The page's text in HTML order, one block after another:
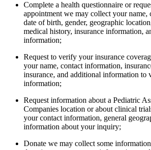
Complete a health questionnaire or
appointment we may collect your name,
date of birth, gender, geographic
medical history, insurance information,
information;
Request to verify your insurance
your name, contact information,
insurance, and additional information to
information;
Request information about a Pediatric
Companies location or about clinical
your contact information, general
information about your inquiry;
Donate we may collect some